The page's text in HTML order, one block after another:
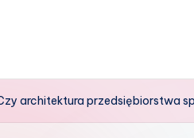
architektura przedsiębiorstwa